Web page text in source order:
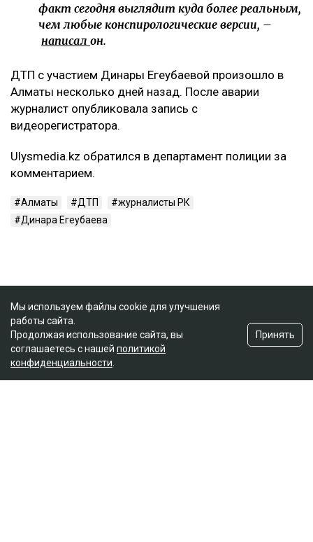
факт сегодня выглядит куда более реальным,
чем любые конспирологические версии, –
написал он.
ДТП с участием Динары Егеубаевой произошло в
Алматы несколько дней назад. После аварии
журналист опубликовала запись с
видеорегистратора.
Ulysmedia.kz обратился в департамент полиции за
комментарием.
Алматы ДТП
журналисты РК
Динара Егеубаева
Мы используем файлы cookie для улучшения
работы сайта.
Продолжая использование сайта, вы
соглашаетесь с нашей политикой
конфиденциальности
Принять